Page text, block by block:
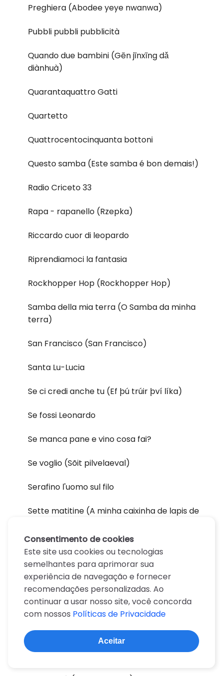
Preghiera (Abodee yeye nwanwa)
Pubbli pubbli pubblicità
Quando due bambini (Gēn jīnxīng dǎ
diànhuà)
Quarantaquattro Gatti
Quartetto
Quattrocentocinquanta bottoni
Questo samba (Este samba é bon demais!)
Radio Criceto 33
Rapa - rapanello (Rzepka)
Riccardo cuor di leopardo
Riprendiamoci la fantasia
Rockhopper Hop (Rockhopper Hop)
Samba della mia terra (O Samba da minha
terra)
San Francisco (San Francisco)
Santa Lu-Lucia
Se ci credi anche tu (Ef þú trúir því líka)
Se fossi Leonardo
Se manca pane e vino cosa fai?
Se voglio (Sõit pilvelaeval)
Serafino l'uomo sul filo
Sette matitine (A minha caixinha de lapis de
Sette note per una favoletta
Show nella foresta
Siamo tutti re (Amra shobai raja)
Sogno di un giardino di mezza estate
(Kostenurka i Taralezh)
Sole pioggia (Kiša pada, trava raste)
Consentimento de cookies
Este site usa cookies ou tecnologias
semelhantes para aprimorar sua
experiência de navegação e fornecer
recomendações personalizadas. Ao
continuar a usar nosso site, você concorda
com nossos Políticas de Privacidade
Aceitar